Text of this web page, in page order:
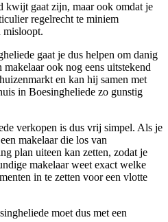
kwijt gaat zijn, maar ook omdat je
regelrecht te miniem
misloopt.
gaat je dus helpen om danig
ook nog eens uitstekend
en kan hij samen met
in Boesingheliede zo gunstig
verkopen is dus vrij simpel. Als je
makelaar die los van
plan uiteen kan zetten, zodat je
makelaar weet exact welke
in te zetten voor een vlotte
moet dus met een